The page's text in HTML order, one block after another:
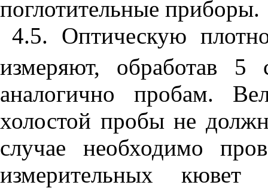
поглотительные приборы.
4.5. Оптическую
измеряют, обработав 5
аналогично пробам.
холостой пробы не
случае необходимо
измерительных кювет